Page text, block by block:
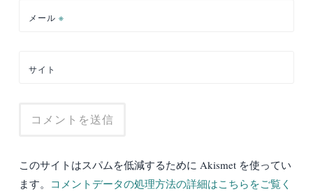
メール ※
サイト
このサイトはスパムを低減するために Akismet を使ってい
ます。 コメントデータの処理方法の詳細はこちらをご覧く